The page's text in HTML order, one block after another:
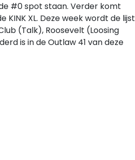
#0 spot staan. Verder komt
XL. Deze week wordt de lijst
(Talk), Roosevelt (Loosing
is in de Outlaw 41 van deze